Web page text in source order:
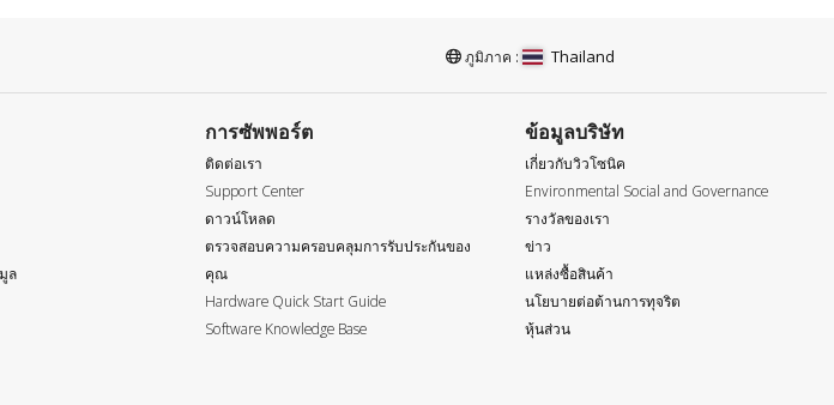
ภูมิภาค : Thailand
ล
การซัพพอร์ต
ติดต่อเรา
Support Center
ดาวน์โหลด
ตรวจสอบความครอบคลุมการรับประกันของ
คุณ
Hardware Quick Start Guide
Software Knowledge Base
ข้อมูลบริษัท
เกี่ยวกับวิวโซนิค
Environmental Social and Governance
รางวัลของเรา
ข่าว
แหล่งซื้อสินค้า
นโยบายต่อต้านการทุจริต
หุ้นส่วน